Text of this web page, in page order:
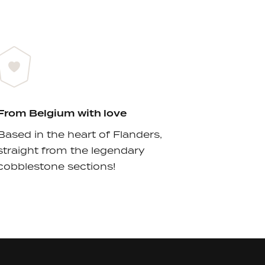
Belgium with love
in the heart of Flanders,
from the legendary
sections!